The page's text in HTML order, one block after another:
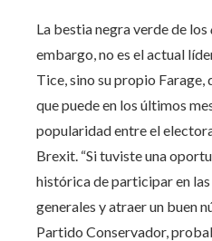
La bestia negra verde de los
embargo, no es el actual
Tice, sino su propio Farage,
que puede en los últimos
popularidad entre el
Brexit. “Si tuviste una
histórica de participar en
generales y atraer un buen
Partido Conservador,